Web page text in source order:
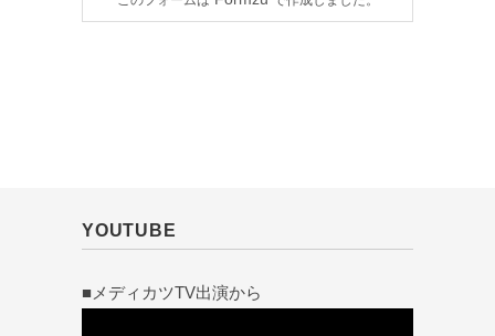
YOUTUBE
■メディカツTV出演から